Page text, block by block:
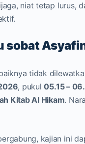
niat tetap lurus,
sobat
tidak
, pukul05.15 –
Kitab Al Hikam.
kajian ini